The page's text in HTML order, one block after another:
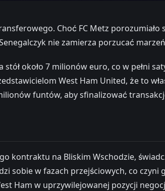
Choć FC Metz
nie zamierza porzucać
około 7 milionów euro, co w pełni
West Ham United, że to
funtów, aby sfinalizować
kontraktu na Bliskim Wschodzie,
sobie w fazach przejściowych, co
Ham w uprzywilejowanej pozycji